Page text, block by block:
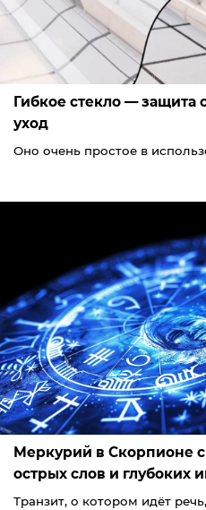
Гибкое стекло — защита
уход
Оно очень простое в
Меркурий в Скорпионе
острых слов и глубоких
Транзит, о котором идёт